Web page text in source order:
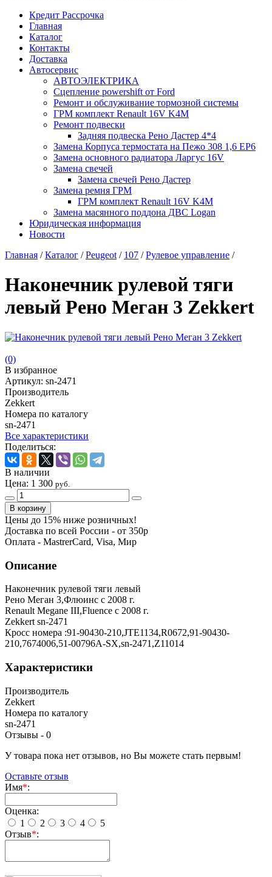
Кредит Рассрочка
Главная
Каталог
Контакты
Доставка
Автосервис
АВТОЭЛЕКТРИКА
Сцепление powershift от Ford
Ремонт и обслуживание тормозной системы
ГРМ комплект Renault 16V K4M
Ремонт подвески
Задняя подвеска Рено Дастер 4*4
Замена Корпуса термостата на Пежо 308 1,6 EP6
Замена основного радиатора Ларгус 16V
Замена свечей
Замена свечей Рено Дастер
Замена ремня ГРМ
ГРМ комплект Renault 16V K4M
Замена масянного поддона ДВС Logan
Юридическая информация
Новости
Главная / Каталог / Peugeot / 107 / Рулевое управление /
Наконечник рулевой тяги
левый Рено Меган 3 Zekkert
(0)
В избранное
Артикул: sn-2471
Производитель
Zekkert
Номера по каталогу
sn-2471
Все характеристики
Поделиться:
В наличии
Цена: 1 300 руб.
Цены до 15% ниже розничных!
Доставка по всей России - от 350р
Оплата - MastrerCard, Visa, Мир
Описание
Наконечник рулевой тяги левый
Рено Меган 3,Флюинс с 2008 г.
Renault Megane III,Fluence с 2008 г.
Zekkert sn-2471
Кросс номера :91-90430-210,JTE1134,R0672,91-90430-
210,7674006,51-00796A-SX,sn-2471,Z11014
Характеристики
Производитель
Zekkert
Номера по каталогу
sn-2471
Отзывы - 0
У товара пока нет отзывов, но Вы можете стать первым!
Оставьте отзыв
Имя*:
Оценка:
1
2 3 4
5
Отзыв*: